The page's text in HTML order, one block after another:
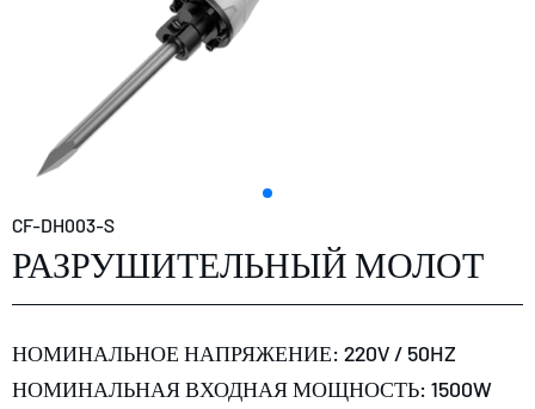
CF-DH003-S
РАЗРУШИТЕЛЬНЫЙ МОЛОТ
НОМИНАЛЬНОЕ НАПРЯЖЕНИЕ: 220V / 50HZ
НОМИНАЛЬНАЯ ВХОДНАЯ МОЩНОСТЬ: 1500W